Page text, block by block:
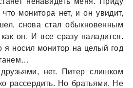
монитора нет, и он увидит,
снова стал обыкновенным
он. И все сразу наладится.
я носил монитор на целый год
нет. Питер слишком
рассердить. Но братьями. Не